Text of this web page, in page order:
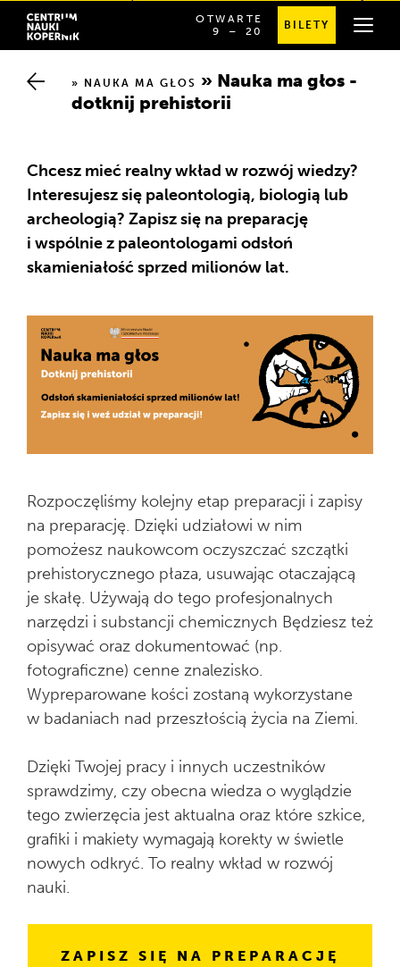
Chwalimy się
Przewodnik po budynku
Zespół badawczy
Biblioteka raportów
OTWARTE
OD
20:00
9 ⁠–⁠ 20
SPRAWDŹ
SZCZEGÓŁOWE
BILETY
NAUKA MA GŁOS
Nauka ma głos - d
otknij prehistorii
Chcesz mieć realny wkład w rozwój wiedzy?
Interesujesz się paleontologią, biologią lub
archeologią? Zapisz się na preparację
i wspólnie z paleontologami odsłoń
skamieniałość sprzed milionów lat.
Rozpoczęliśmy kolejny etap preparacji i zapisy
na preparację. Dzięki udziałowi w nim
pomożesz naukowcom oczyszczać szczątki
prehistorycznego płaza, usuwając otaczającą
je skałę. Używają do tego profesjonalnych
narzędzi i substancji chemicznych Będziesz też
opisywać oraz dokumentować (np.
fotograficzne) cenne znalezisko.
Wypreparowane kości zostaną wykorzystane
w badaniach nad przeszłością życia na Ziemi.
Dzięki Twojej pracy i innych uczestników
sprawdzimy, czy obecna wiedza o wyglądzie
tego zwierzęcia jest aktualna oraz które szkice,
grafiki i makiety wymagają korekty w świetle
nowych odkryć. To realny wkład w rozwój
nauki.
ZAPISZ SIĘ NA PREPARACJĘ